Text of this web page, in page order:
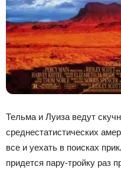
Тельма и Луиза ведут
среднестатистических
все и уехать в поисках
придется пару-тройку раз